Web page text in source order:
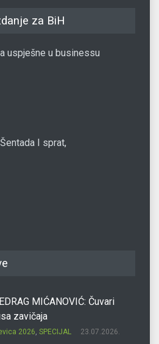
za BiH
uspješne u businessu
I sprat,
MIĆANOVIĆ: Čuvari
zavičaja
2026, SPECIJAL 23.07.2026.